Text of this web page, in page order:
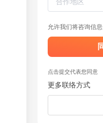
允许我们将咨询信
点击提交代表您同意
更多联络方式